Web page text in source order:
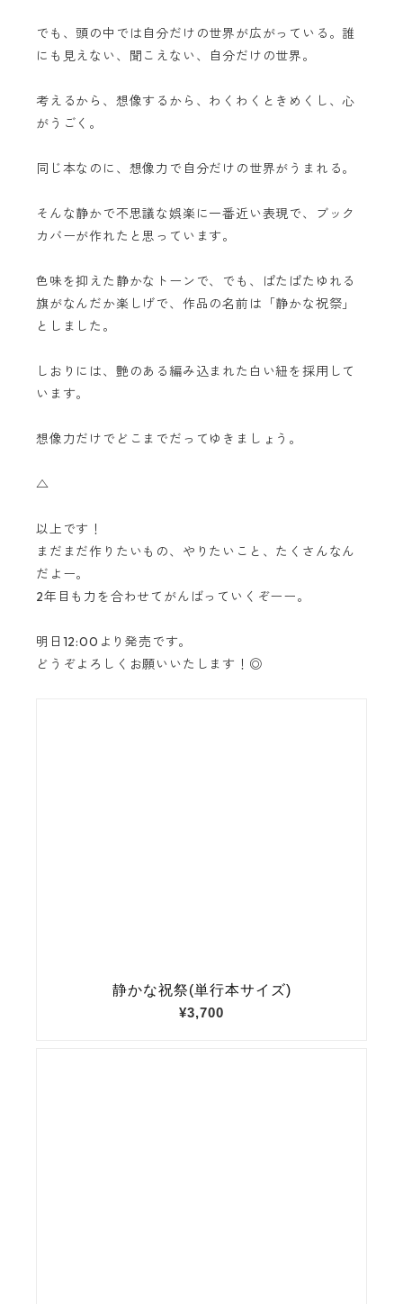
でも、頭の中では自分だけの世界が広がっている。誰
にも見えない、聞こえない、自分だけの世界。
考えるから、想像するから、わくわくときめくし、心
がうごく。
同じ本なのに、想像力で自分だけの世界がうまれる。
そんな静かで不思議な娯楽に一番近い表現で、ブック
カバーが作れたと思っています。
色味を抑えた静かなトーンで、でも、ぱたぱたゆれる
旗がなんだか楽しげで、作品の名前は「静かな祝祭」
としました。
しおりには、艶のある編み込まれた白い紐を採用して
います。
想像力だけでどこまでだってゆきましょう。
△
以上です！
まだまだ作りたいもの、やりたいこと、たくさんなん
だよー。
2年目も力を合わせてがんばっていくぞーー。
明日12:00より発売です。
どうぞよろしくお願いいたします！◎